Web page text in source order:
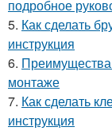
подробное
5. Как сделать
инструкция
6. Преимущества
монтаже
7. Как сделать
инструкция